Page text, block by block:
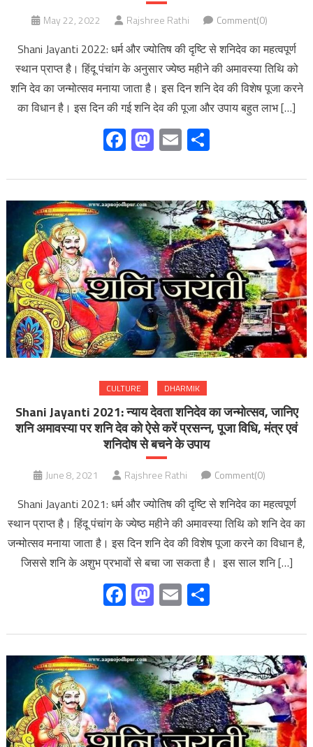
May 22, 2022 Rajshree Rathi Comment(0)
Shani Jayanti 2022: धर्म और ज्योतिष की दृष्टि से शनिदेव का महत्वपूर्ण
स्थान प्राप्त है। हिंदू पंचांग के अनुसार ज्येष्ठ महीने की अमावस्या तिथि को
शनि देव का जन्मोत्सव मनाया जाता है। इस दिन शनि देव की विशेष पूजा करने
का विधान है। इस दिन की गई शनि देव की पूजा और उपाय बहुत लाभ […]
Facebook
Mastodon
Email
CULTURE DHARMIK
Shani Jayanti 2021: न्याय देवता शनिदेव का जन्मोत्सव, जानिए
शनि अमावस्या पर शनि देव को ऐसे करें प्रसन्न, पूजा विधि, मंत्र एवं
शनिदोष से बचने के उपाय
June 8, 2021 Rajshree Rathi Comment(0)
Shani Jayanti 2021: धर्म और ज्योतिष की दृष्टि से शनिदेव का महत्वपूर्ण
स्थान प्राप्त है। हिंदू पंचांग के ज्येष्ठ महीने की अमावस्या तिथि को शनि देव का
जन्मोत्सव मनाया जाता है। इस दिन शनि देव की विशेष पूजा करने का विधान है,
जिससे शनि के अशुभ प्रभावों से बचा जा सकता है। इस साल शनि […]
Facebook
Mastodon
Email